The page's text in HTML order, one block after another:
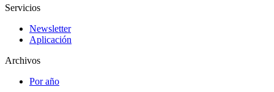
Servicios
Newsletter
Aplicación
Archivos
Por año